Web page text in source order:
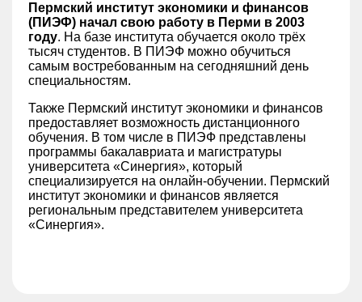
Пермский институт экономики и финансов
(ПИЭФ) начал свою работу в Перми в 2003
году. На базе института обучается около трёх
тысяч студентов. В ПИЭФ можно обучиться
самым востребованным на сегодняшний день
специальностям.
Также Пермский институт экономики и финансов
предоставляет возможность дистанционного
обучения. В том числе в ПИЭФ представлены
программы бакалавриата и магистратуры
университета «Синергия», который
специализируется на онлайн-обучении. Пермский
институт экономики и финансов является
региональным представителем университета
«Синергия».